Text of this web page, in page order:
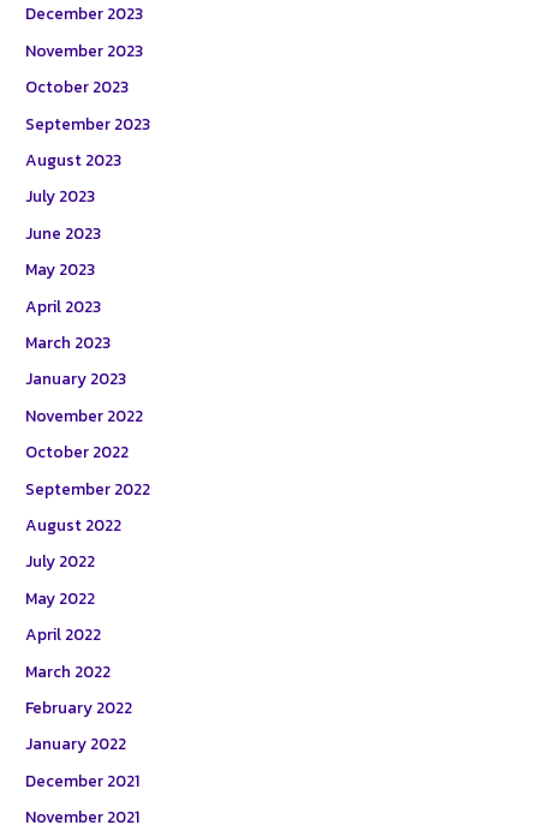
December 2023
November 2023
October 2023
September 2023
August 2023
July 2023
June 2023
May 2023
April 2023
March 2023
January 2023
November 2022
October 2022
September 2022
August 2022
July 2022
May 2022
April 2022
March 2022
February 2022
January 2022
December 2021
November 2021